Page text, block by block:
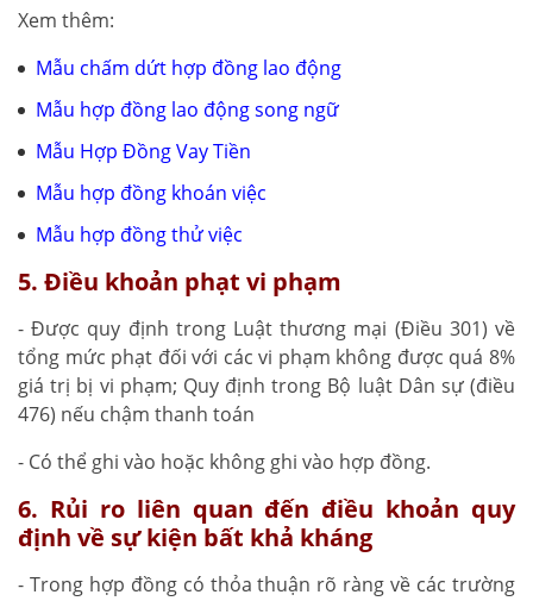
Xem thêm:
Mẫu chấm dứt hợp đồng lao động
Mẫu hợp đồng lao động song ngữ
Mẫu Hợp Đồng Vay Tiền
Mẫu hợp đồng khoán việc
Mẫu hợp đồng thử việc
5. Điều khoản phạt vi phạm
- Được quy định trong Luật thương mại (Điều 301) về
tổng mức phạt đối với các vi phạm không được quá 8%
giá trị bị vi phạm; Quy định trong Bộ luật Dân sự (điều
476) nếu chậm thanh toán
- Có thể ghi vào hoặc không ghi vào hợp đồng.
6. Rủi ro liên quan đến điều khoản quy
định về sự kiện bất khả kháng
- Trong hợp đồng có thỏa thuận rõ ràng về các trường